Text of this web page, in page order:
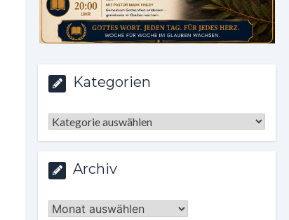
Kategorien
Kategorien
Archiv
Archiv